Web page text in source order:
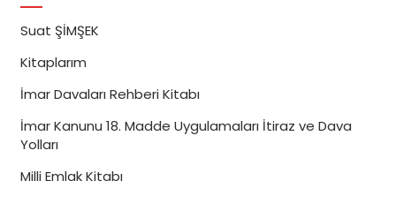
Suat ŞİMŞEK
Kitaplarım
İmar Davaları Rehberi Kitabı
İmar Kanunu 18. Madde Uygulamaları İtiraz ve Dava
Yolları
Milli Emlak Kitabı